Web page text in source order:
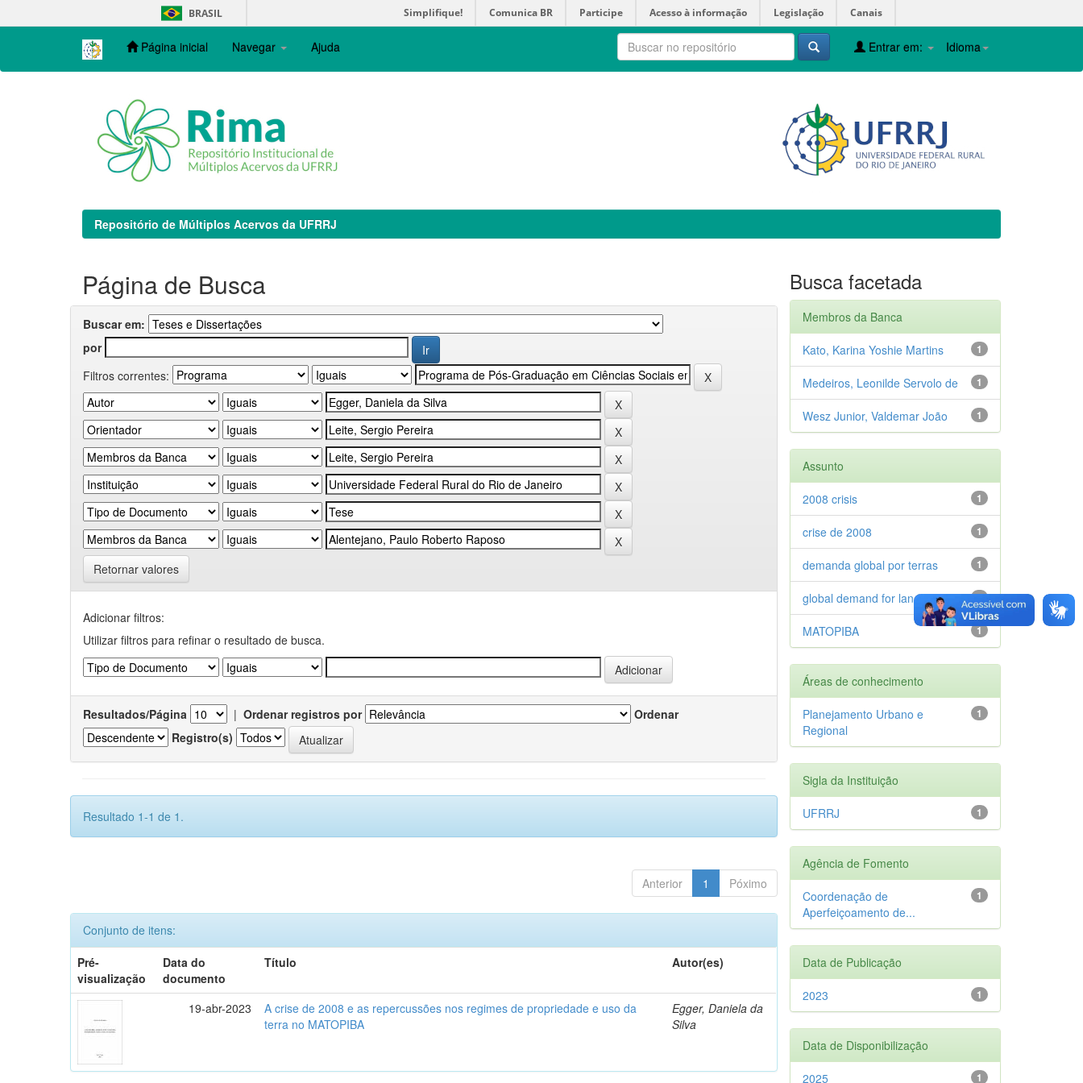
navigation
BRASIL Simplifique! Comunica BR Participe Acesso à informação Legislação Canais
Página inicial Navegar Ajuda Idioma
Entrar em:
Repositório de Múltiplos Acervos da UFRRJ
Página de Busca
Buscar em:
por
Filtros correntes:
Retornar valores
Adicionar filtros:
Utilizar filtros para refinar o resultado de busca.
Resultados/Página | Ordenar registros por
Ordenar
Registro(s)
Resultado 1-1 de 1.
Anterior 1 Póximo
Conjunto de itens:
Pré-
visualização
Data do
documento
Título Autor(es)
19-abr-2023
A crise de 2008 e as repercussões nos regimes de propriedade e uso da
terra no MATOPIBA
Egger, Daniela da
Silva
Busca facetada
Membros da Banca
1
Kato, Karina Yoshie Martins
1
Medeiros, Leonilde Servolo de
1
Wesz Junior, Valdemar João
Assunto
1
2008 crisis
1
crise de 2008
1
demanda global por terras
1
global demand for land
1
MATOPIBA
Áreas de conhecimento
1
Planejamento Urbano e
Regional
Sigla da Instituição
1
UFRRJ
Agência de Fomento
1
Coordenação de
Aperfeiçoamento de...
Data de Publicação
1
2023
Data de Disponibilização
1
2025